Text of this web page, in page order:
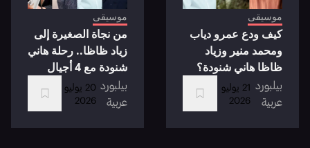
موسيقى
كيف ودع عمرو دياب
ومحمد منير وزياد
ظاظا هاني شنودة؟
بيلبورد
عربية
21 يوليو
2026
موسيقى
من نجاة الصغيرة إلى
زياد ظاظا.. رحلة هاني
شنودة مع 4 أجيال
بيلبورد
عربية
20 يوليو
2026